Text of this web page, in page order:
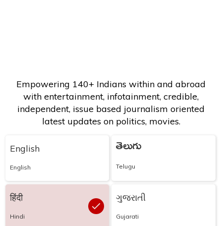
Empowering 140+ Indians within and abroad
with entertainment, infotainment, credible,
independent, issue based journalism oriented
latest updates on politics, movies.
English
English
తెలుగు
Telugu
हिंदी
Hindi
ગુજરાતી
Gujarati